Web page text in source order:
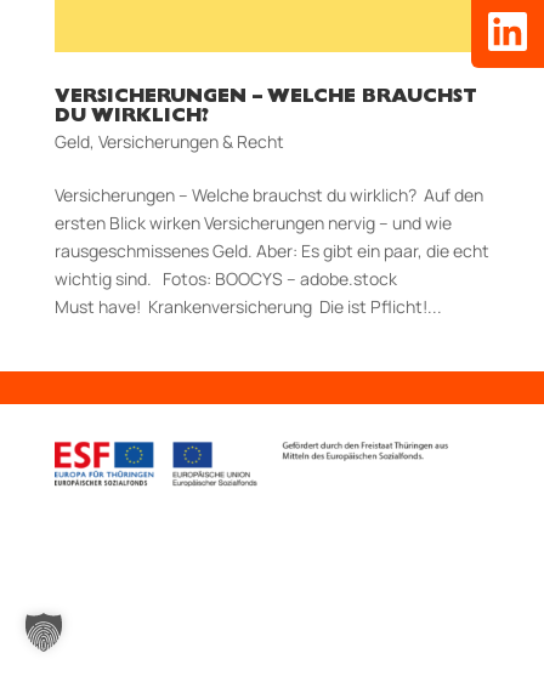
VERSICHERUNGEN – WELCHE BRAUCHST
DU WIRKLICH?
Geld, Versicherungen & Recht
Versicherungen – Welche brauchst du wirklich? Auf den
ersten Blick wirken Versicherungen nervig – und wie
rausgeschmissenes Geld. Aber: Es gibt ein paar, die echt
wichtig sind. Fotos: BOOCYS – adobe.stock
Must have! Krankenversicherung Die ist Pflicht!...